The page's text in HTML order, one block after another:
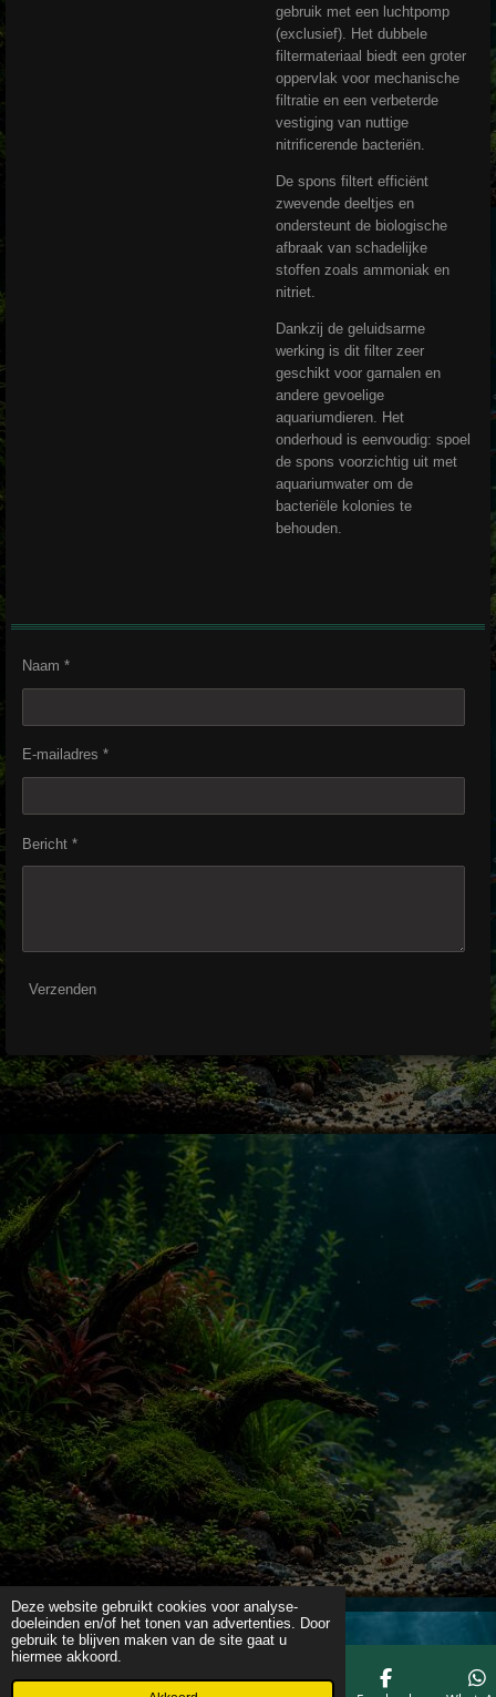
Deze website gebruikt cookies voor analyse-
doeleinden en/of het tonen van advertenties. Door
gebruik te blijven maken van de site gaat u
hiermee akkoord.
gebruik met een luchtpomp
(exclusief). Het dubbele
filtermateriaal biedt een groter
oppervlak voor mechanische
filtratie en een verbeterde
vestiging van nuttige
nitrificerende bacteriën.
De spons filtert efficiënt
zwevende deeltjes en
ondersteunt de biologische
afbraak van schadelijke
stoffen zoals ammoniak en
nitriet.
Dankzij de geluidsarme
werking is dit filter zeer
geschikt voor garnalen en
andere gevoelige
aquariumdieren. Het
onderhoud is eenvoudig: spoel
de spons voorzichtig uit met
aquariumwater om de
bacteriële kolonies te
behouden.
Naam *
E-mailadres *
Bericht *
Verzenden